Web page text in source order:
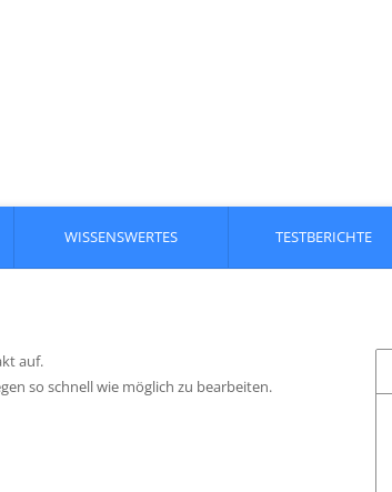
WISSENSWERTES TESTBERICHTE
auf.
so schnell wie möglich zu bearbeiten.